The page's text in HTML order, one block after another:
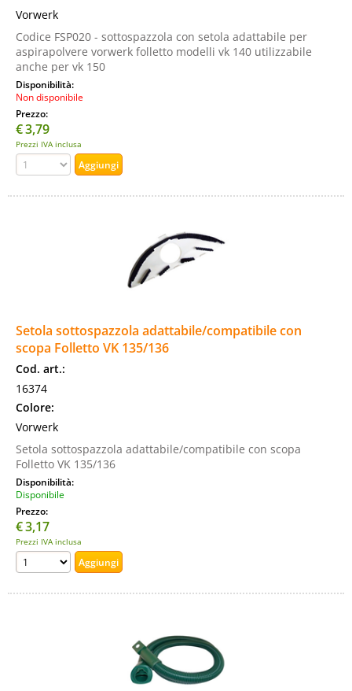
Vorwerk
Codice FSP020 - sottospazzola con setola adattabile per
aspirapolvere vorwerk folletto modelli vk 140 utilizzabile
anche per vk 150
Disponibilità:
Non disponibile
Prezzo:
€3,79
Prezzi IVA inclusa
Setola sottospazzola adattabile/compatibile con
scopa Folletto VK 135/136
Cod. art.:
16374
Colore:
Vorwerk
Setola sottospazzola adattabile/compatibile con scopa
Folletto VK 135/136
Disponibilità:
Disponibile
Prezzo:
€3,17
Prezzi IVA inclusa